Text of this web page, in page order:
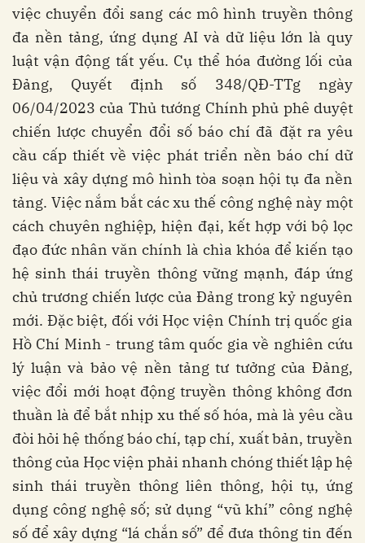
việc chuyển đổi sang các mô hình truyền thông
đa nền tảng, ứng dụng AI và dữ liệu lớn là quy
luật vận động tất yếu. Cụ thể hóa đường lối của
Đảng, Quyết định số 348/QĐ-TTg ngày
06/04/2023 của Thủ tướng Chính phủ phê duyệt
chiến lược chuyển đổi số báo chí đã đặt ra yêu
cầu cấp thiết về việc phát triển nền báo chí dữ
liệu và xây dựng mô hình tòa soạn hội tụ đa nền
tảng. Việc nắm bắt các xu thế công nghệ này một
cách chuyên nghiệp, hiện đại, kết hợp với bộ lọc
đạo đức nhân văn chính là chìa khóa để kiến tạo
hệ sinh thái truyền thông vững mạnh, đáp ứng
chủ trương chiến lược của Đảng trong kỷ nguyên
mới. Đặc biệt, đối với Học viện Chính trị quốc gia
Hồ Chí Minh - trung tâm quốc gia về nghiên cứu
lý luận và bảo vệ nền tảng tư tưởng của Đảng,
việc đổi mới hoạt động truyền thông không đơn
thuần là để bắt nhịp xu thế số hóa, mà là yêu cầu
đòi hỏi hệ thống báo chí, tạp chí, xuất bản, truyền
thông của Học viện phải nhanh chóng thiết lập hệ
sinh thái truyền thông liên thông, hội tụ, ứng
dụng công nghệ số; sử dụng “vũ khí” công nghệ
số để xây dựng “lá chắn số” để đưa thông tin đến